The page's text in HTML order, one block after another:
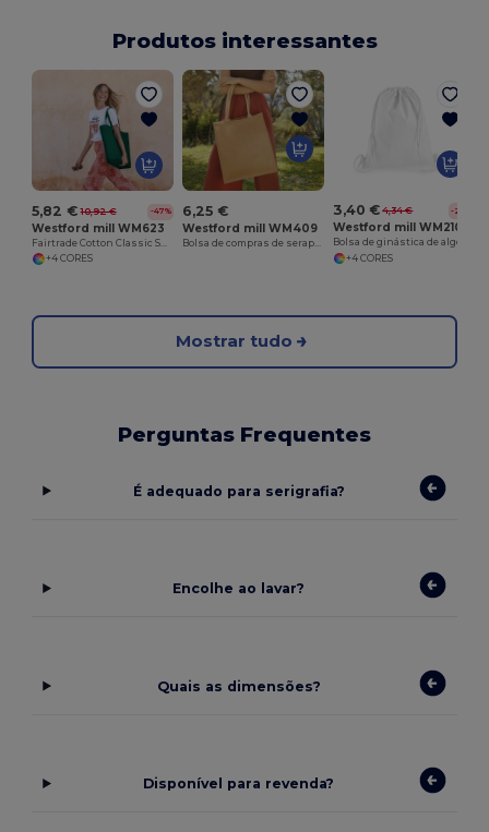
Produtos interessantes
5,82 € 10,92 € -47%
Westford mill WM623
+4 CORES
6,25 €
Westford mill WM409
3,40 € 4,34 € -22%
Westford mill WM210
+4 CORES
Mostrar tudo
Perguntas Frequentes
É adequado para serigrafia?
Encolhe ao lavar?
Quais as dimensões?
Disponível para revenda?